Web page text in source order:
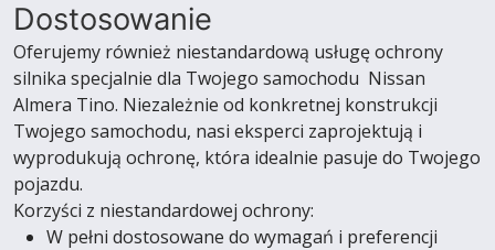
Dostosowanie
Oferujemy również niestandardową usługę ochrony
silnika specjalnie dla Twojego samochodu Nissan
Almera Tino. Niezależnie od konkretnej konstrukcji
Twojego samochodu, nasi eksperci zaprojektują i
wyprodukują ochronę, która idealnie pasuje do Twojego
pojazdu.
Korzyści z niestandardowej ochrony:
W pełni dostosowane do wymagań i preferencji